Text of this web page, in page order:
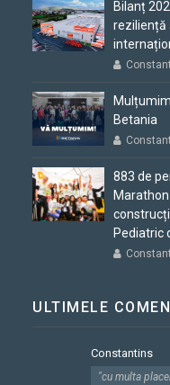
Bilanț
reziliență
Betania
883 de
Pediatric
ULTIMELE
Constantins
"cu multa